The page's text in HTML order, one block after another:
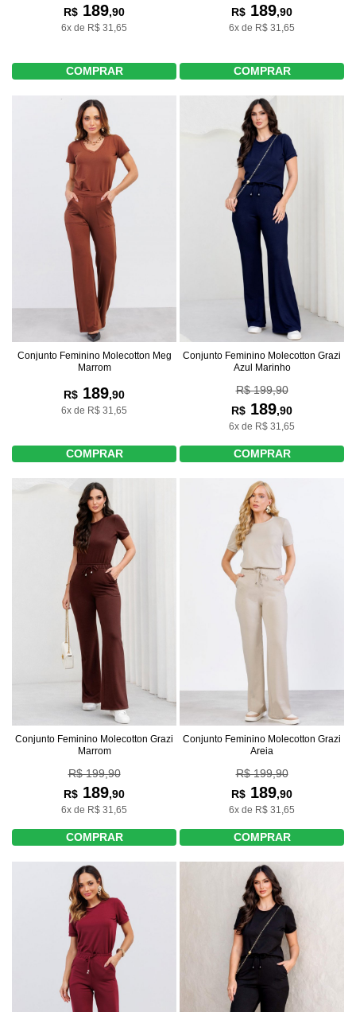
R$ 189,90
6x de R$ 31,65
COMPRAR
R$ 189,90
6x de R$ 31,65
COMPRAR
Conjunto Feminino Molecotton Meg
Marrom
R$ 189,90
6x de R$ 31,65
COMPRAR
Conjunto Feminino Molecotton Grazi
Azul Marinho
R$ 199,90
R$ 189,90
6x de R$ 31,65
COMPRAR
Conjunto Feminino Molecotton Grazi
Marrom
R$ 199,90
R$ 189,90
6x de R$ 31,65
COMPRAR
Conjunto Feminino Molecotton Grazi
Areia
R$ 199,90
R$ 189,90
6x de R$ 31,65
COMPRAR